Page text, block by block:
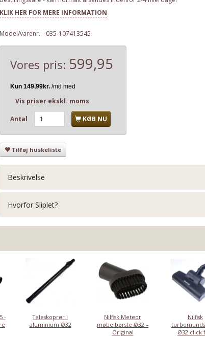
KLIK HER FOR MERE INFORMATION
Model/varenr.: 035-107413545
Vores pris: 599,95
Vis priser ekskl. moms
Antal KØB NU
Tilføj huskeliste
Beskrivelse
Hvorfor Sliplet?
-
Teleskoprør i
aluminium Ø32
Nilfisk Meteor
møbelbørste Ø32 –
Original
Nilfisk
Ø32 click